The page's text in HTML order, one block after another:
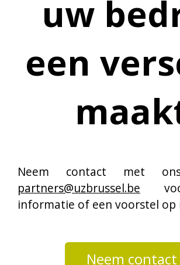
UZ Brussel Foundation - Laarbeeklaan 101
btw: BE 0449.012.406 - RPR Brussel
Steun ons: BE75 3630 9458 5851
Dankzij de onmisbare steun van
bedrijven, partners en erflaters kunnen
warme, helende omgeving realiseren. We
evident is. Bovendien maken we
wetenschappelijk onderzoek mogelijk.
aan de UZ Brussel Foundation draagt bij